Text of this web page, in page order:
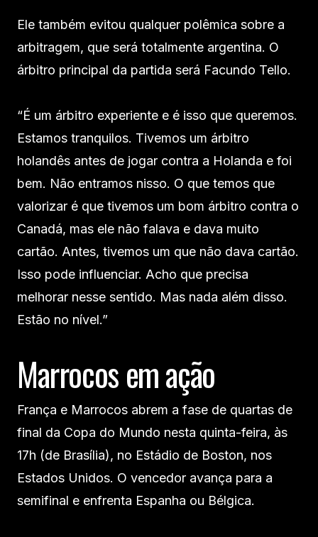
Ele também evitou qualquer polêmica sobre a
arbitragem, que será totalmente argentina. O
árbitro principal da partida será Facundo Tello.
“É um árbitro experiente e é isso que queremos.
Estamos tranquilos. Tivemos um árbitro
holandês antes de jogar contra a Holanda e foi
bem. Não entramos nisso. O que temos que
valorizar é que tivemos um bom árbitro contra o
Canadá, mas ele não falava e dava muito
cartão. Antes, tivemos um que não dava cartão.
Isso pode influenciar. Acho que precisa
melhorar nesse sentido. Mas nada além disso.
Estão no nível.”
Marrocos em ação
França e Marrocos abrem a fase de quartas de
final da Copa do Mundo nesta quinta-feira, às
17h (de Brasília), no Estádio de Boston, nos
Estados Unidos. O vencedor avança para a
semifinal e enfrenta Espanha ou Bélgica.